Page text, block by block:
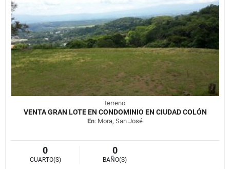
terreno
VENTA GRAN LOTE EN CONDOMINIO EN CIUDAD COLÓN
En: Mora, San José
0
CUARTO(S)
0
BAÑO(S)